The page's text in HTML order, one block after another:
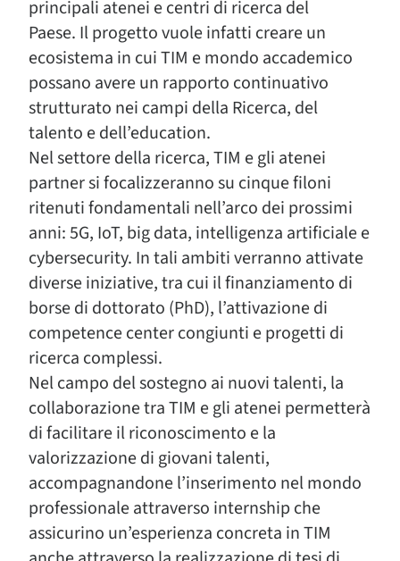
principali atenei e centri di ricerca del
Paese. Il progetto vuole infatti creare un
ecosistema in cui TIM e mondo accademico
possano avere un rapporto continuativo
strutturato nei campi della Ricerca, del
talento e dell’education.
Nel settore della ricerca, TIM e gli atenei
partner si focalizzeranno su cinque filoni
ritenuti fondamentali nell’arco dei prossimi
anni: 5G, IoT, big data, intelligenza artificiale e
cybersecurity. In tali ambiti verranno attivate
diverse iniziative, tra cui il finanziamento di
borse di dottorato (PhD), l’attivazione di
competence center congiunti e progetti di
ricerca complessi.
Nel campo del sostegno ai nuovi talenti, la
collaborazione tra TIM e gli atenei permetterà
di facilitare il riconoscimento e la
valorizzazione di giovani talenti,
accompagnandone l’inserimento nel mondo
professionale attraverso internship che
assicurino un’esperienza concreta in TIM